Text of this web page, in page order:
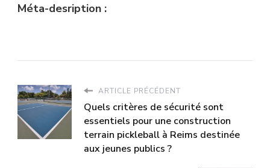
Méta-desription :
ARTICLE PRÉCÉDENT
Quels critères de sécurité sont
essentiels pour une construction
terrain pickleball à Reims destinée
aux jeunes publics ?